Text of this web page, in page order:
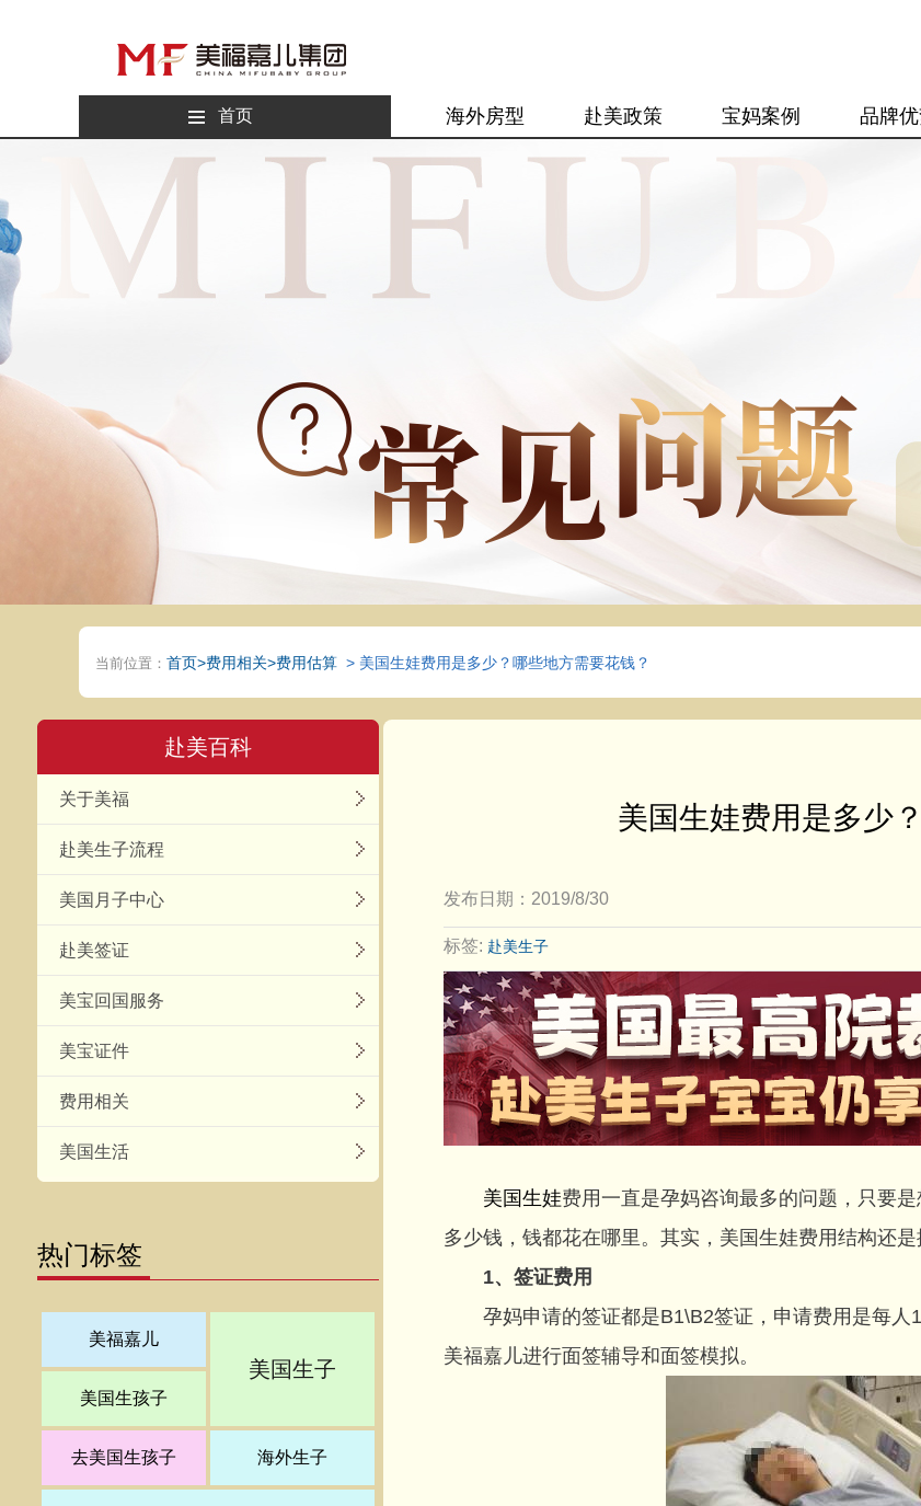
首页 海外房型 赴美政策 宝妈案例 品牌
当前位置： 首页>费用相关>费用估算 > 美国生娃费用是多少？哪些地方需要花钱？
赴美百科
关于美福
赴美生子流程
美国月子中心
赴美签证
美宝回国服务
美宝证件
费用相关
美国生活
热门标签
美福嘉儿
美国生子
美国生孩子
去美国生孩子 海外生子
美国生娃费用是多少
发布日期：2019/8/30
标签: 赴美生子
美国生娃费用一直是孕妈咨询最多的问题，只要
多少钱，钱都花在哪里。其实，美国生娃费用结构还是
1、签证费用
孕妈申请的签证都是B1\B2签证，申请费用是每人
美福嘉儿进行面签辅导和面签模拟。